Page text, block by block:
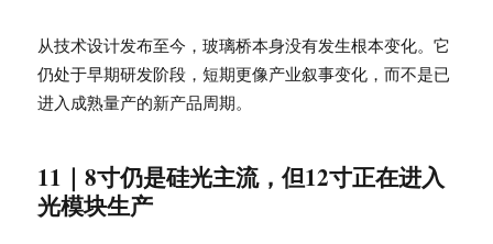
从技术设计发布至今，玻璃桥本身没有发生根本变化。它
仍处于早期研发阶段，短期更像产业叙事变化，而不是已
进入成熟量产的新产品周期。
11｜8寸仍是硅光主流，但12寸正在进入
光模块生产